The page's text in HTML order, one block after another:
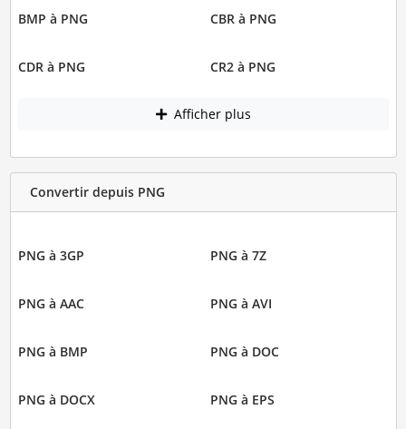
BMP à PNG CBR à PNG
CDR à PNG CR2 à PNG
Afficher plus
Convertir depuis PNG
PNG à 3GP PNG à 7Z
PNG à AAC PNG à AVI
PNG à BMP PNG à DOC
PNG à DOCX PNG à EPS